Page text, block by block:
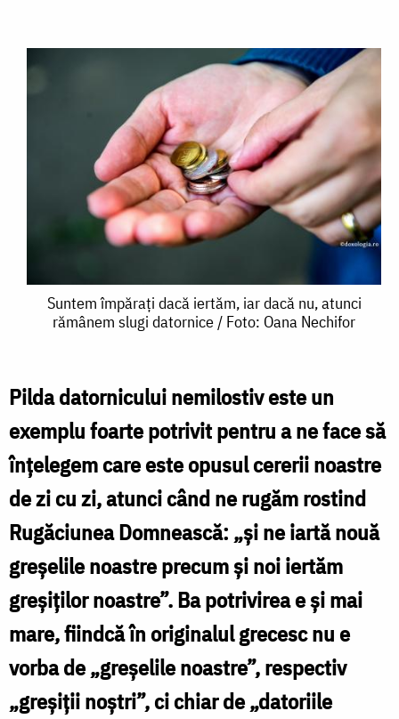
Suntem
împărați
iertăm,
iar
dacă
nu,
atunci
rămânem
slugi
datornice
/
Foto:
Oana
Suntem împărați dacă iertăm, iar dacă nu, atunci
rămânem slugi datornice / Foto: Oana Nechifor
Pilda datornicului nemilostiv este un
exemplu foarte potrivit pentru a ne face să
înțelegem care este opusul cererii noastre
de zi cu zi, atunci când ne rugăm rostind
Rugăciunea Domnească: „și ne iartă nouă
greșelile noastre precum și noi iertăm
greșiților noastre”. Ba potrivirea e și mai
mare, fiindcă în originalul grecesc nu e
vorba de „greșelile noastre”, respectiv
„greșiții noștri”, ci chiar de „datoriile